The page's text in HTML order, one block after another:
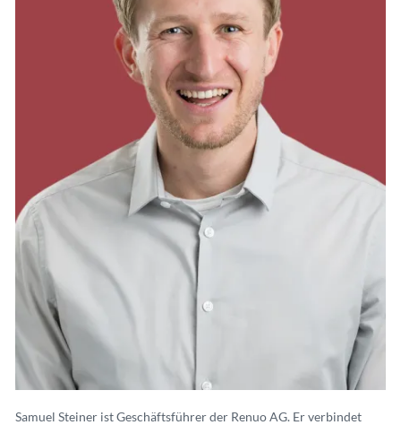
Samuel Steiner ist Geschäftsführer der Renuo AG. Er verbindet